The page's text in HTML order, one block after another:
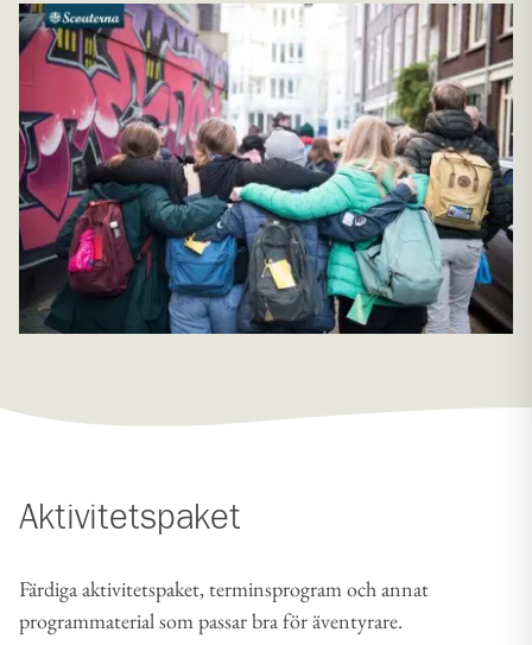
Aktivitetspaket
Färdiga aktivitetspaket, terminsprogram och annat
programmaterial som passar bra för äventyrare.